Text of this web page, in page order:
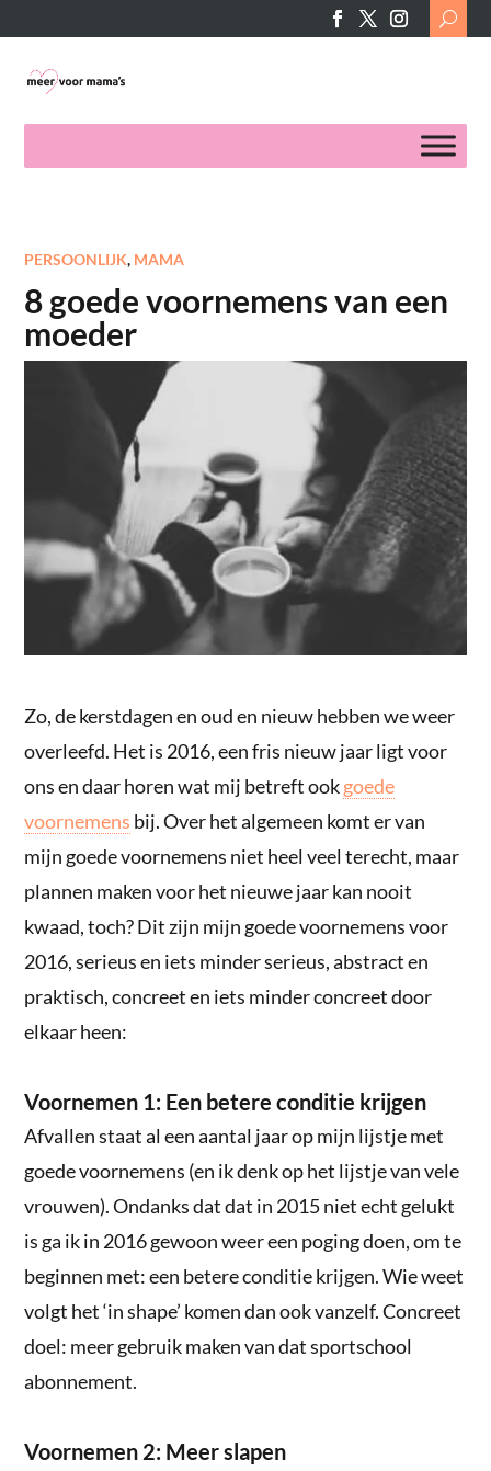
Search
for:
PERSOONLIJK, MAMA
8 goede voornemens van een
moeder
Zo, de kerstdagen en oud en nieuw hebben we weer
overleefd. Het is 2016, een fris nieuw jaar ligt voor
ons en daar horen wat mij betreft ookgoede
voornemens bij. Over het algemeen komt er van
mijn goede voornemens niet heel veel terecht, maar
plannen maken voor het nieuwe jaar kan nooit
kwaad, toch? Dit zijn mijn goede voornemens voor
2016, serieus en iets minder serieus, abstract en
praktisch, concreet en iets minder concreet door
elkaar heen:
Voornemen 1: Een betere conditie krijgen
Afvallen staat al een aantal jaar op mijn lijstje met
goede voornemens (en ik denk op het lijstje van vele
vrouwen). Ondanks dat dat in 2015 niet echt gelukt
is ga ik in 2016 gewoon weer een poging doen, om te
beginnen met: een betere conditie krijgen. Wie weet
volgt het ‘in shape’ komen dan ook vanzelf. Concreet
doel: meer gebruik maken van dat sportschool
abonnement.
Voornemen 2: Meer slapen